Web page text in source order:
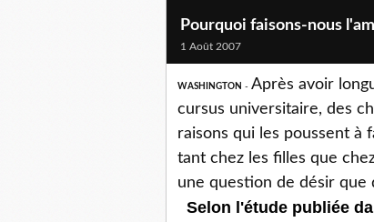
Pourquoi faisons-nous
1 Août 2007
WASHINGTON - Après avoir
cursus universitaire, des
raisons qui les poussent à
tant chez les filles que
une question de désir que
Selon l'étude publiée